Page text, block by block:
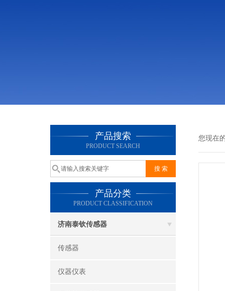
产品搜索
PRODUCT SEARCH
产品分类
PRODUCT CLASSIFICATION
济南泰钦传感器
传感器
仪器仪表
您现在